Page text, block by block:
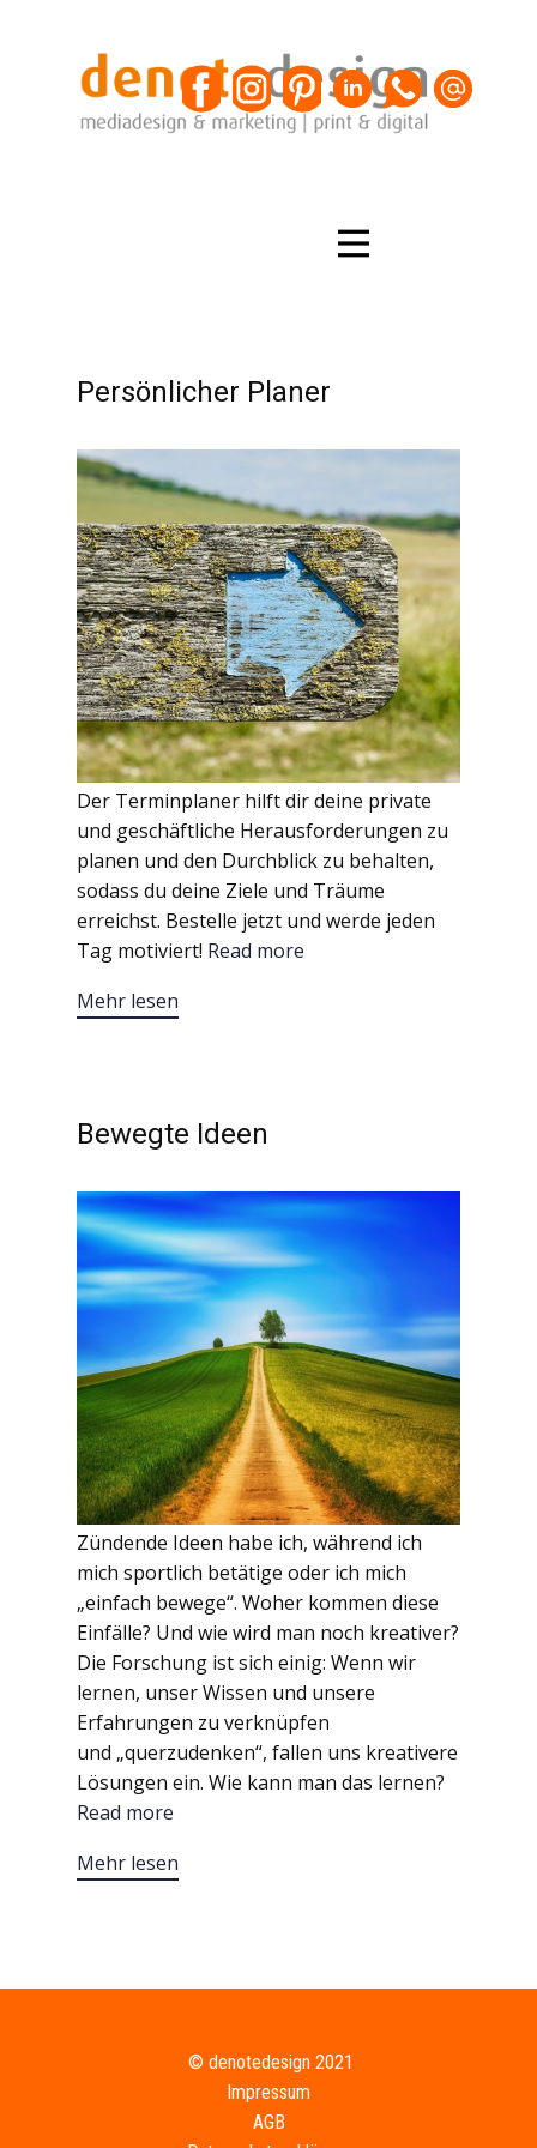
Persönlicher Planer
Der Terminplaner hilft dir deine private
und geschäftliche Herausforderungen zu
planen und den Durchblick zu behalten,
sodass du deine Ziele und Träume
erreichst. Bestelle jetzt und werde jeden
Tag motiviert! Read more
Mehr lesen
Bewegte Ideen
Zündende Ideen habe ich, während ich
mich sportlich betätige oder ich mich
„einfach bewege“. Woher kommen diese
Einfälle? Und wie wird man noch kreativer?
Die Forschung ist sich einig: Wenn wir
lernen, unser Wissen und unsere
Erfahrungen zu verknüpfen
und „querzudenken“, fallen uns kreativere
Lösungen ein. Wie kann man das lernen?
Read more
Mehr lesen
​© denotedesign 2021
Impressum
AGB